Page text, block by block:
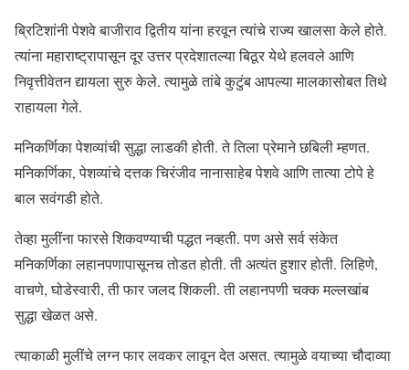
ब्रिटिशांनी पेशवे बाजीराव द्वितीय यांना हरवून त्यांचे राज्य खालसा केले होते.
त्यांना महाराष्ट्रापासून दूर उत्तर प्रदेशातल्या बिठूर येथे हलवले आणि
निवृत्तीवेतन द्यायला सुरु केले. त्यामुळे तांबे कुटुंब आपल्या मालकासोबत तिथे
राहायला गेले.
मनिकर्णिका पेशव्यांची सुद्धा लाडकी होती. ते तिला प्रेमाने छबिली म्हणत.
मनिकर्णिका, पेशव्यांचे दत्तक चिरंजीव नानासाहेब पेशवे आणि तात्या टोपे हे
बाल सवंगडी होते.
तेव्हा मुलींना फारसे शिकवण्याची पद्धत नव्हती. पण असे सर्व संकेत
मनिकर्णिका लहानपणापासूनच तोडत होती. ती अत्यंत हुशार होती. लिहिणे,
वाचणे, घोडेस्वारी, ती फार जलद शिकली. ती लहानपणी चक्क मल्लखांब
सुद्धा खेळत असे.
त्याकाळी मुलींचे लग्न फार लवकर लावून देत असत. त्यामुळे वयाच्या चौदाव्या